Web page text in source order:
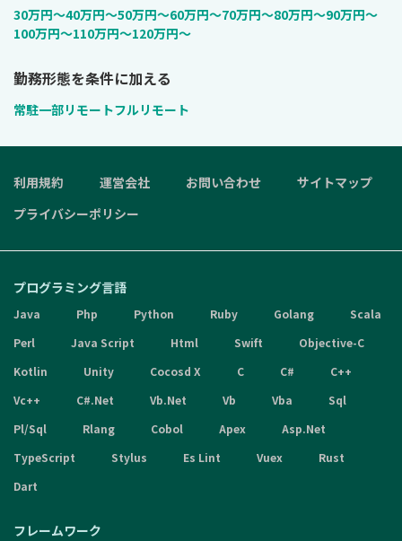
30万円〜40万円〜50万円〜60万円〜70万円〜80万円〜90万円〜
100万円〜110万円〜120万円〜
勤務形態を条件に加える
常駐一部リモートフルリモート
利用規約 運営会社 お問い合わせ
サイトマップ
プライバシーポリシー
プログラミング言語
Java Php Python Ruby Golang
Scala
Perl
Java Script Html Swift
Objective-C
Kotlin
Unity Cocosd X C C#
C++
Vc++
C#.Net Vb.Net Vb Vba
Sql
Pl/Sql
Rlang Cobol Apex
Asp.Net
TypeScript
Stylus Es Lint Vuex
Rust
Dart
フレームワーク